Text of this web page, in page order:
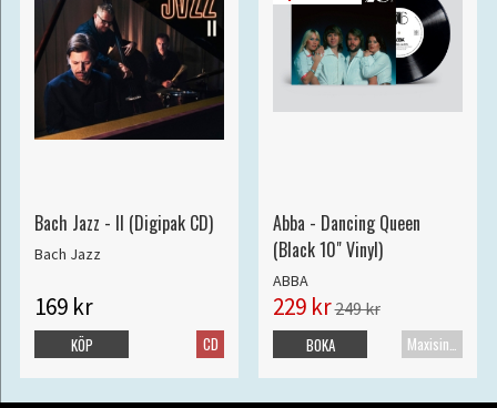
Bach Jazz - II (Digipak CD)
Bach Jazz
169 kr
CD
KÖP
Abba - Dancing Queen
(Black 10" Vinyl)
ABBA
229 kr249 kr
Maxisingel
BOKA